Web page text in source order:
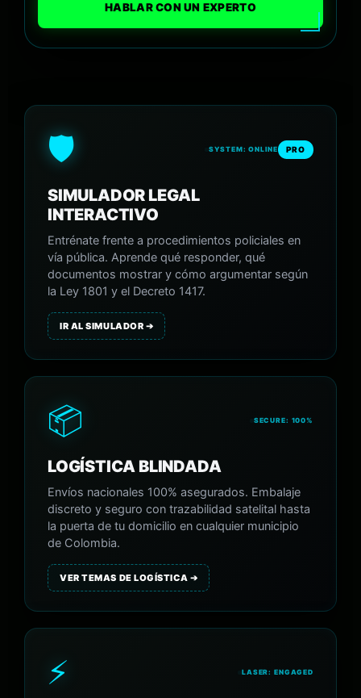
HABLAR CON UN EXPERTO
🛡️ SYSTEM: ONLINE PRO
SIMULADOR LEGAL
INTERACTIVO
Entrénate frente a procedimientos policiales en
vía pública. Aprende qué responder, qué
documentos mostrar y cómo argumentar según
la Ley 1801 y el Decreto 1417.
IR AL SIMULADOR ➔
📦 SECURE: 100%
LOGÍSTICA BLINDADA
Envíos nacionales 100% asegurados. Embalaje
discreto y seguro con trazabilidad satelital hasta
la puerta de tu domicilio en cualquier municipio
de Colombia.
VER TEMAS DE LOGÍSTICA ➔
⚡ LASER: ENGAGED